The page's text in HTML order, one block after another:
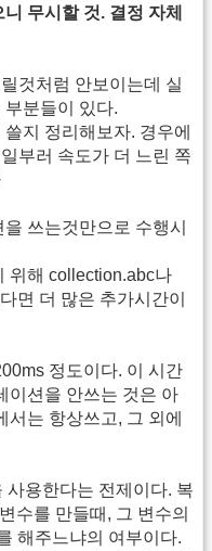
무시할 것. 결정 자체
것처럼 안보이는데 실
분들이 있다.
지 정리해보자. 경우에
부러 속도가 더 느린 쪽
쓰는것만으로 수행시
위해 collection.abc나
면 더 많은 추가시간이
정도이다. 이 시간
이션을 안쓰는 것은 아
서는 항상쓰고, 그 외에
사용한다는 전제이다. 복
수를 만들때, 그 변수의
해주느냐의 여부이다.